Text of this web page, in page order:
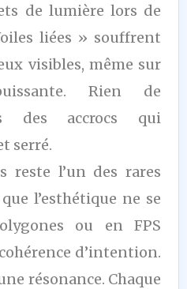
de lumière lors de
liées » souffrent
visibles, même sur
Rien de
des accrocs qui
serré.
reste l’un des rares
l’esthétique ne se
ou en FPS
d’intention.
résonance. Chaque